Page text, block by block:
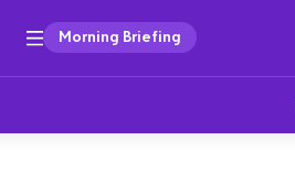
Morning Briefing